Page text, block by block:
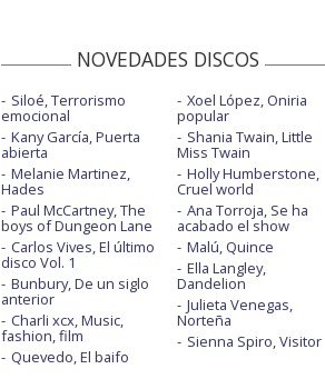
NOVEDADES DISCOS
Siloé, Terrorismo
emocional
Kany García, Puerta
abierta
Melanie Martinez,
Hades
Paul McCartney, The
boys of Dungeon Lane
Carlos Vives, El último
disco Vol. 1
Bunbury, De un siglo
anterior
Charli xcx, Music,
fashion, film
Quevedo, El baifo
Xoel López, Oniria
popular
Shania Twain, Little
Miss Twain
Holly Humberstone,
Cruel world
Ana Torroja, Se ha
acabado el show
Malú, Quince
Ella Langley,
Dandelion
Julieta Venegas,
Norteña
Sienna Spiro, Visitor